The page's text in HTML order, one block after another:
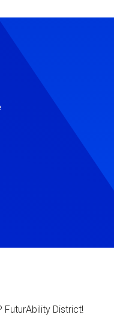
District!